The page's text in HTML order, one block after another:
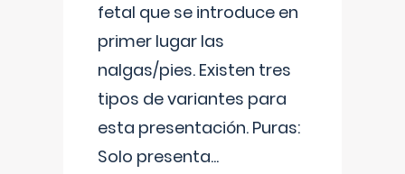
fetal que se introduce en
primer lugar las
nalgas/pies. Existen tres
tipos de variantes para
esta presentación. Puras:
Solo presenta...